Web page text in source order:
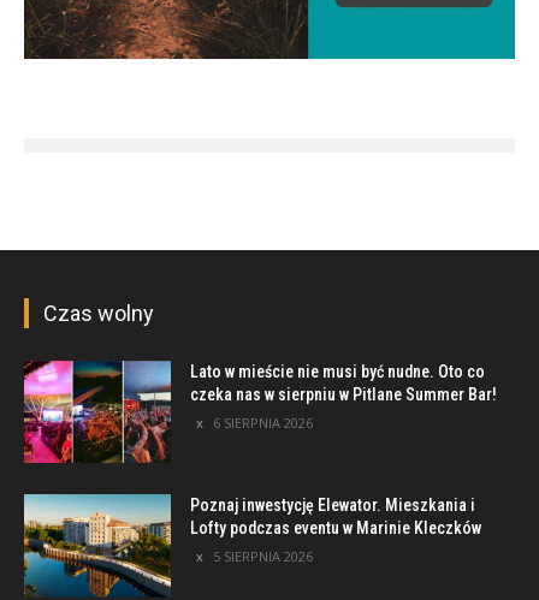
Czas wolny
Lato w mieście nie musi być nudne. Oto co
czeka nas w sierpniu w Pitlane Summer Bar!
6 SIERPNIA 2026
Poznaj inwestycję Elewator. Mieszkania i
Lofty podczas eventu w Marinie Kleczków
5 SIERPNIA 2026